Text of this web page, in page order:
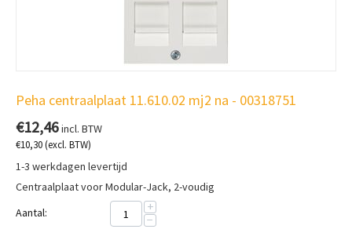
Peha centraalplaat 11.610.02 mj2 na - 00318751
€12,46incl. BTW
€10,30(excl. BTW)
1-3 werkdagen levertijd
Centraalplaat voor Modular-Jack, 2-voudig
Aantal:
+
−